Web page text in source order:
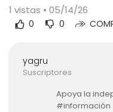
1 vistas • 05/14/26
0 0
yagru
Suscriptores
Apoya la
#información